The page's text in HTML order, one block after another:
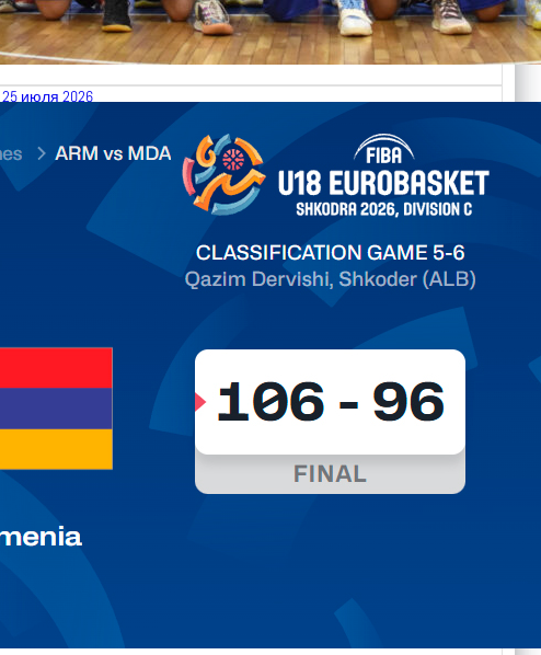
25 июля 2026
26.07.2026 Armenia vs Moldova FIBA U18 EuroBasket 2026,
Division C
КалендарьТаблица Выберите Обзор Статистика Матч сыгран 0
Читать далее